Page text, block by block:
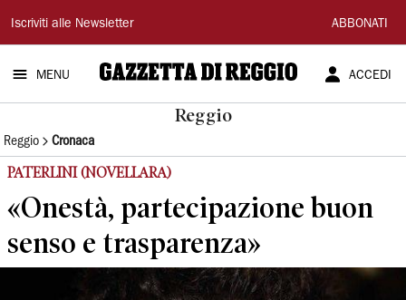
Gazzetta
di
Reggio
Iscriviti alle Newsletter ABBONATI
MENU ACCEDI
Reggio
Reggio Cronaca
PATERLINI (NOVELLARA)
«Onestà, partecipazione buon
senso e trasparenza»